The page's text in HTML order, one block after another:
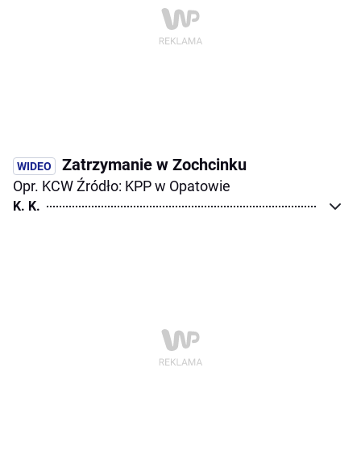
Zatrzymanie w Zochcinku
Opr. KCW Źródło: KPP w Opatowie
K. K.